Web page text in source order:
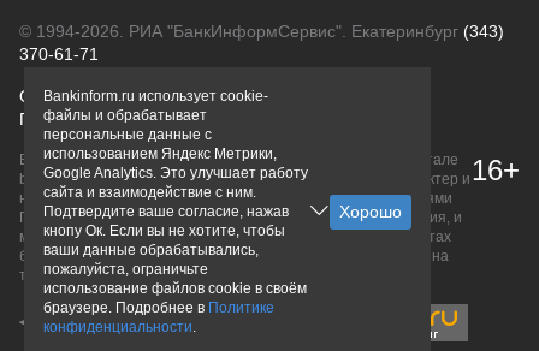
© 1994-2026. РИА "БанкИнформСервис". Екатеринбург (343)
370-61-71
О проектеПолитика конфиденциальности
Правовая информацияДля рекламодателей
Вся информация о продуктах банков, размещенная на портале
bankinform.ru, носит исключительно ознакомительный характер и
не является публичной офертой, определяемой положениями
ГК РФ. Информация не содержит точного и полного описания, и
может быть изменена. Конечные условия уточняйте на сайтах
банков или при личном обращении. Исключительное право на
товарные знаки принадлежит их правообладателям.
16+
Bankinform.ru использует cookie-
файлы и обрабатывает
персональные данные с
использованием Яндекс Метрики,
Google Analytics. Это улучшает работу
сайта и взаимодействие с ним.
Подтвердите ваше согласие, нажав
кнопу Ок. Если вы не хотите, чтобы
ваши данные обрабатывались,
пожалуйста, ограничьте
использование файлов cookie в своём
браузере. Подробнее в Политике
конфиденциальности.